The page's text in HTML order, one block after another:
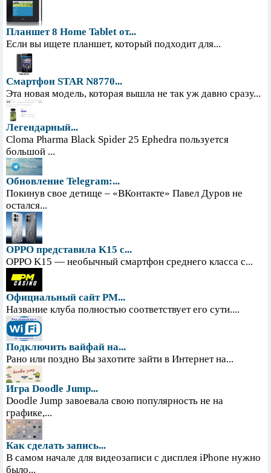
Планшет 8 Home Tablet от...
Если вы ищете планшет, который подходит для...
Смартфон STAR N8770...
Эта новая модель, которая вышла не так уж давно сразу...
Легендарный...
Cloma Pharma Black Spider 25 Ephedra пользуется
большой ...
Обновление Telegram:...
Покинув свое детище – «ВКонтакте» Павел Дуров не
остался...
OPPO представила K15 с...
OPPO K15 — необычный смартфон среднего класса с...
Официальный сайт PM...
Название клуба полностью соответствует его сути....
Подключить вайфай на...
Рано или поздно Вы захотите зайти в Интернет на...
Игра Doodle Jump...
Doodle Jump завоевала свою популярность не на
графике,...
Как сделать запись...
В самом начале для видеозаписи с дисплея iPhone нужно
было...